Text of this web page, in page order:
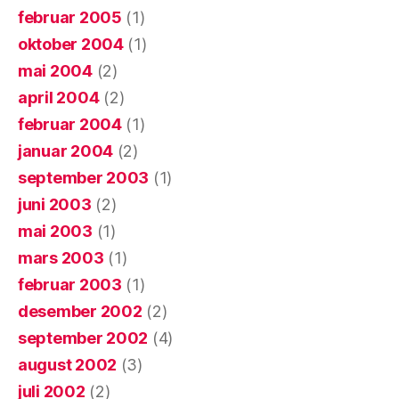
februar 2005 (1)
oktober 2004(1)
mai 2004(2)
april 2004(2)
februar 2004(1)
januar 2004 (2)
september 2003 (1)
juni 2003 (2)
mai 2003 (1)
mars 2003 (1)
februar 2003 (1)
desember 2002 (2)
september 2002 (4)
august 2002 (3)
juli 2002 (2)